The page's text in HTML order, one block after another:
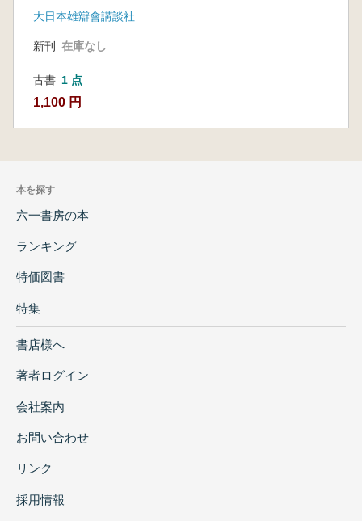
大日本雄辯會講談社
新刊 在庫なし
古書 1 点
1,100 円
本を探す
六一書房の本
ランキング
特価図書
特集
書店様へ
著者ログイン
会社案内
お問い合わせ
リンク
採用情報